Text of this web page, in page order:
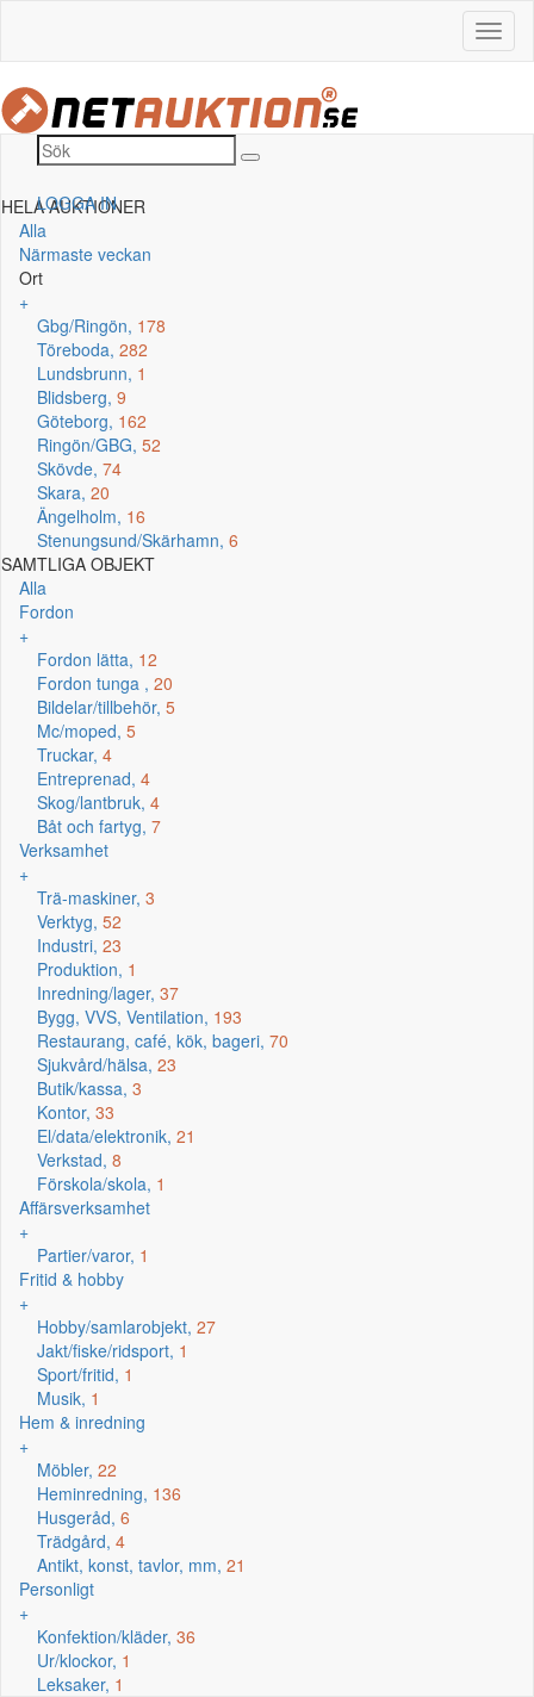
LOGGA IN
HELA AUKTIONER
Alla
Närmaste veckan
Ort
+
Gbg/Ringön, 178
Töreboda, 282
Lundsbrunn, 1
Blidsberg, 9
Göteborg, 162
Ringön/GBG, 52
Skövde, 74
Skara, 20
Ängelholm, 16
Stenungsund/Skärhamn, 6
SAMTLIGA OBJEKT
Alla
Fordon
+
Fordon lätta, 12
Fordon tunga , 20
Bildelar/tillbehör, 5
Mc/moped, 5
Truckar, 4
Entreprenad, 4
Skog/lantbruk, 4
Båt och fartyg, 7
Verksamhet
+
Trä-maskiner, 3
Verktyg, 52
Industri, 23
Produktion, 1
Inredning/lager, 37
Bygg, VVS, Ventilation, 193
Restaurang, café, kök, bageri, 70
Sjukvård/hälsa, 23
Butik/kassa, 3
Kontor, 33
El/data/elektronik, 21
Verkstad, 8
Förskola/skola, 1
Affärsverksamhet
+
Partier/varor, 1
Fritid & hobby
+
Hobby/samlarobjekt, 27
Jakt/fiske/ridsport, 1
Sport/fritid, 1
Musik, 1
Hem & inredning
+
Möbler, 22
Heminredning, 136
Husgeråd, 6
Trädgård, 4
Antikt, konst, tavlor, mm, 21
Personligt
+
Konfektion/kläder, 36
Ur/klockor, 1
Leksaker, 1